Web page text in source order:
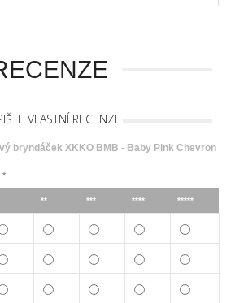
VLASTNÍ RECENZI
bryndáček XKKO BMB - Baby Pink Chevron
*
** *** **** *****